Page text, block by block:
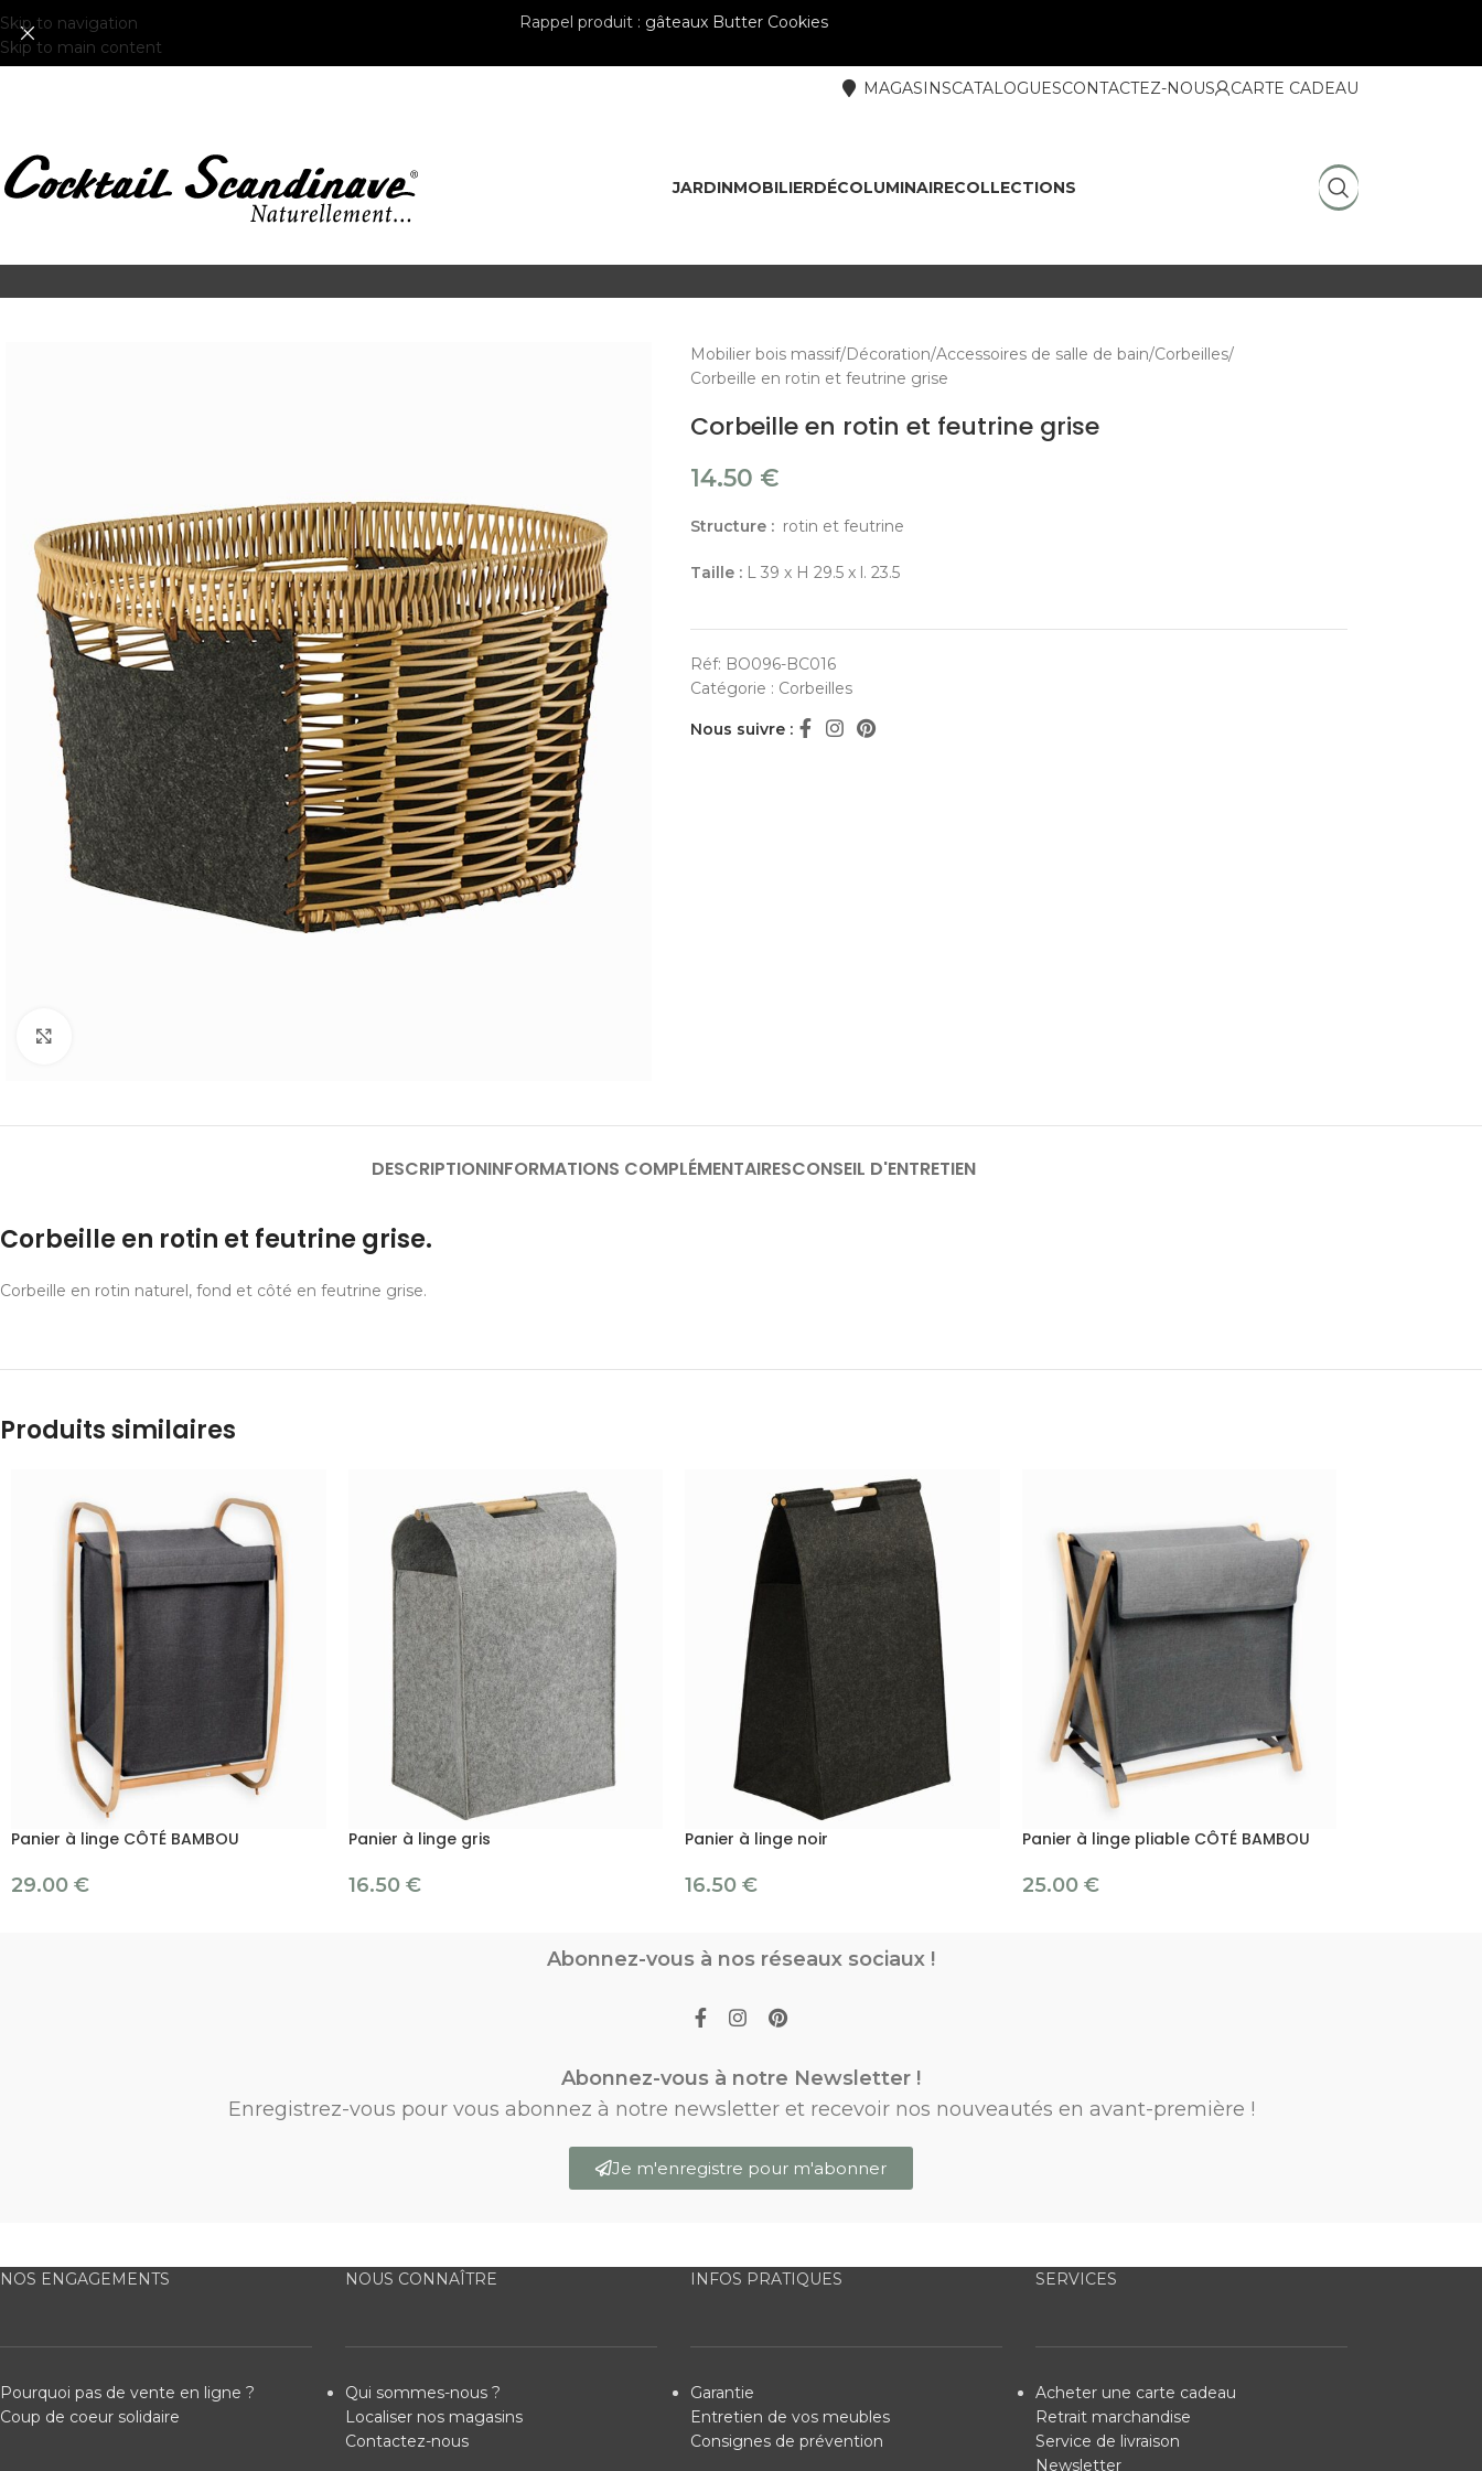
Skip to navigation
Skip to main content
Rappel produit : gâteaux Butter Cookies
MAGASINSCATALOGUESCONTACTEZ-NOUS CARTE CADEAU
JARDINMOBILIERDÉCOLUMINAIRECOLLECTIONS
Mobilier bois massif Décoration Accessoires de salle de bain Corbeilles
Corbeille en rotin et feutrine grise
Corbeille en rotin et feutrine grise
14.50 €
Structure : rotin et feutrine
Taille :L 39 x H 29.5 x l. 23.5
Réf: BO096-BC016
Catégorie : Corbeilles
Nous suivre :
DESCRIPTIONINFORMATIONS COMPLÉMENTAIRESCONSEIL D'ENTRETIEN
Corbeille en rotin et feutrine grise.
Corbeille en rotin naturel, fond et côté en feutrine grise.
Produits similaires
Panier à linge CÔTÉ BAMBOU
29.00 €
Panier à linge gris
16.50 €
Panier à linge noir
16.50 €
Panier à linge pliable CÔTÉ BAMBOU
25.00 €
Abonnez-vous à nos réseaux sociaux !
Abonnez-vous à notre Newsletter !
Enregistrez-vous pour vous abonnez à notre newsletter et recevoir nos nouveautés en avant-première !
Je m'enregistre pour m'abonner
NOS ENGAGEMENTS
Pourquoi pas de vente en ligne ?
Coup de coeur solidaire
NOUS CONNAÎTRE
Qui sommes-nous ?
Localiser nos magasins
Contactez-nous
INFOS PRATIQUES
Garantie
Entretien de vos meubles
Consignes de prévention
SERVICES
Acheter une carte cadeau
Retrait marchandise
Service de livraison
Newsletter